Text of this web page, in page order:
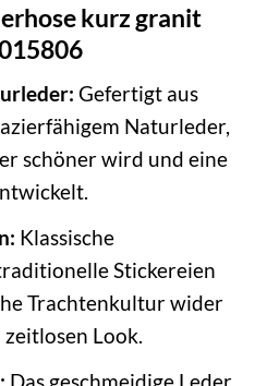
kurz granit
Gefertigt aus
Naturleder,
schöner wird und eine
Klassische
Stickereien
Trachtenkultur wider
Look.
Das geschmeidige Leder